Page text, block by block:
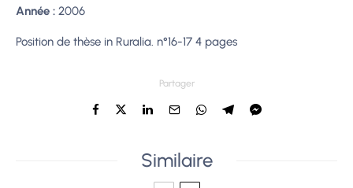
Année : 2006
Position de thèse in Ruralia. n°16-17 4 pages
Partager
Similaire